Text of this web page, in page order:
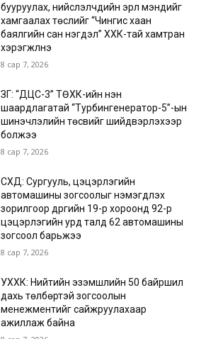
бууруулах, нийслэлчүүдийн эрүүл мэндийг
хамгаалах төслийг “Чингис хаан
баялгийн сан нэгдэл” ХХК-тай хамтран
хэрэгжүүлнэ
8 сар 7, 2026
ЗГ: “ДЦС-3” ТӨХК-ийн нэн
шаардлагатай “Турбингенератор-5”-ын
шинэчлэлийн төсвийг шийдвэрлэхээр
болжээ
8 сар 7, 2026
СХД: Сургууль, цэцэрлэгийн
автомашины зогсоолыг нэмэгдүүлэх
зорилгоор дүүргийн 19-р хороонд 92-р
цэцэрлэгийн урд талд 62 автомашины
зогсоол барьжээ
8 сар 7, 2026
УХХК: Нийтийн эзэмшлийн 50 байршил
дахь төлбөртэй зогсоолын
менежментийг сайжруулахаар
ажиллаж байна